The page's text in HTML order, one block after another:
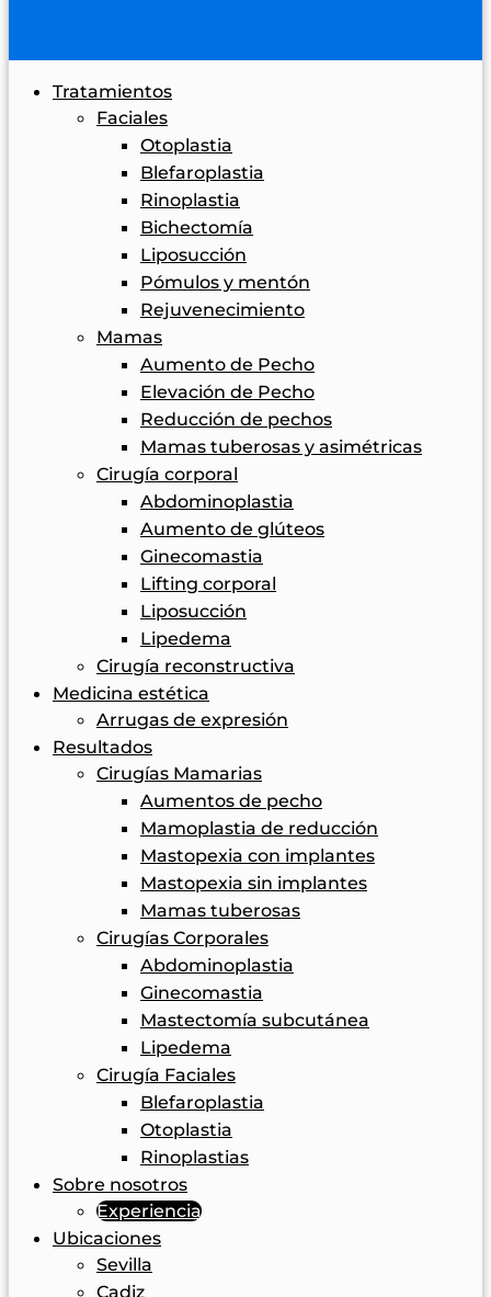
Tratamientos
Faciales
Otoplastia
Blefaroplastia
Rinoplastia
Bichectomía
Liposucción
Pómulos y mentón
Rejuvenecimiento
Mamas
Aumento de Pecho
Elevación de Pecho
Reducción de pechos
Mamas tuberosas y asimétricas
Cirugía corporal
Abdominoplastia
Aumento de glúteos
Ginecomastia
Lifting corporal
Liposucción
Lipedema
Cirugía reconstructiva
Medicina estética
Arrugas de expresión
Resultados
Cirugías Mamarias
Aumentos de pecho
Mamoplastia de reducción
Mastopexia con implantes
Mastopexia sin implantes
Mamas tuberosas
Cirugías Corporales
Abdominoplastia
Ginecomastia
Mastectomía subcutánea
Lipedema
Cirugía Faciales
Blefaroplastia
Otoplastia
Rinoplastias
Sobre nosotros
Experiencia
Ubicaciones
Sevilla
Cadiz